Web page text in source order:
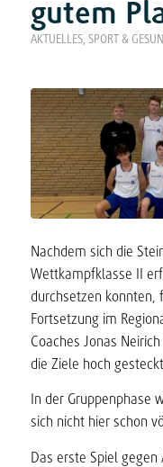
gutem
AKTUELLES, SPORT &
Nachdem sich die
Wettkampfklasse II
durchsetzen konnten,
Fortsetzung im
Coaches Jonas
die Ziele hoch
In der Gruppenphase
sich nicht hier schon
Das erste Spiel